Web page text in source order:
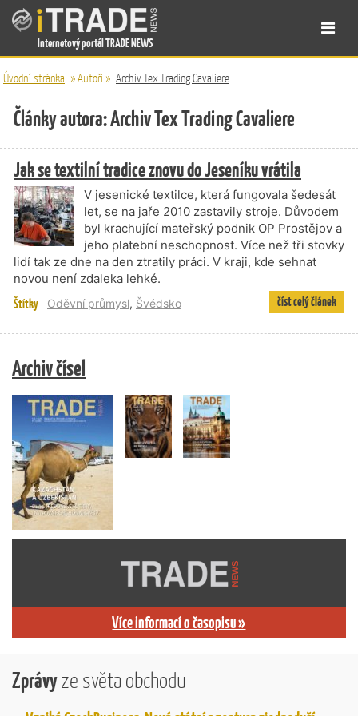
Internetový portál TRADE NEWS
Úvodní stránka »Autoři » Archiv Tex Trading Cavaliere
Články autora: Archiv Tex Trading Cavaliere
Jak se textilní tradice znovu do Jeseníku vrátila
V jesenické textilce, která fungovala šedesát
let, se na jaře 2010 zastavily stroje. Důvodem
byl krachující mateřský podnik OP Prostějov a
jeho platební neschopnost. Více než tři stovky
lidí tak ze dne na den ztratily práci. V kraji, kde sehnat
novou není zdaleka lehké.
Štítky Oděvní průmysl, Švédsko číst celý článek
Archiv čísel
Více informací o časopisu »
Zprávyze světa obchodu